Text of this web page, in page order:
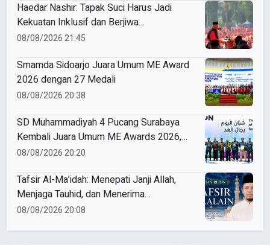
Haedar Nashir: Tapak Suci Harus Jadi
Kekuatan Inklusif dan Berjiwa
Kenegarawanan
08/08/2026 21:45
Smamda Sidoarjo Juara Umum ME Award
2026 dengan 27 Medali
08/08/2026 20:38
SD Muhammadiyah 4 Pucang Surabaya
Kembali Juara Umum ME Awards 2026,
Borong 31 Medali
08/08/2026 20:20
Tafsir Al-Ma’idah: Menepati Janji Allah,
Menjaga Tauhid, dan Menerima
Kebenaran
08/08/2026 20:08